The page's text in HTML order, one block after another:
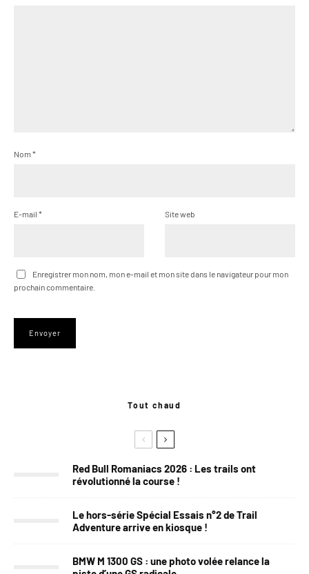
Nom *
E-mail * Site web
Enregistrer mon nom, mon e-mail et mon site dans le navigateur pour mon
prochain commentaire.
Tout chaud
Red Bull Romaniacs 2026 : Les trails ont
révolutionné la course !
Le hors-série Spécial Essais n°2 de Trail
Adventure arrive en kiosque !
BMW M 1300 GS : une photo volée relance la